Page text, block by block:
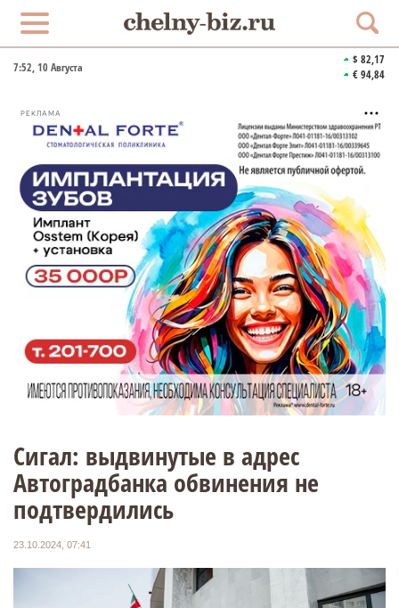
7:52, 10 Августа
$ 82,17
€ 94,84
РЕКЛАМА
Сигал: выдвинутые в адрес
Автоградбанка обвинения не
подтвердились
23.10.2024, 07:41